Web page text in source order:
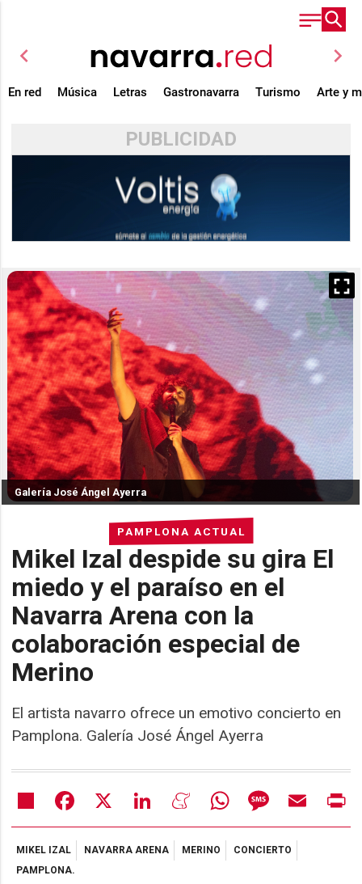
chevron_left chevron_right
En red Música Letras Gastronavarra Turismo Arte y
PUBLICIDAD
PAMPLONA ACTUAL
Mikel Izal despide su gira El
miedo y el paraíso en el
Navarra Arena con la
colaboración especial de
Merino
El artista navarro ofrece un emotivo concierto en
Pamplona. Galería José Ángel Ayerra
Galería José Ángel Ayerra
Share Facebook LinkedIn MeneameWhatsAppMessageEmail
MIKEL IZAL NAVARRA ARENA MERINO
CONCIERTO
PAMPLONA.